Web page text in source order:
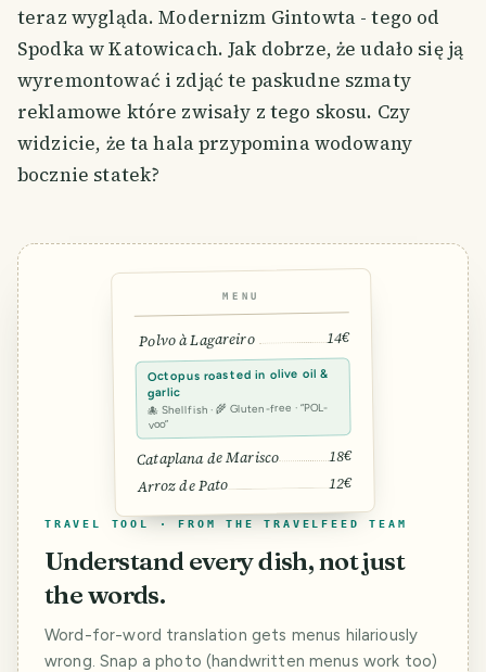
teraz wygląda. Modernizm Gintowta - tego od
Spodka w Katowicach. Jak dobrze, że udało się ją
wyremontować i zdjąć te paskudne szmaty
reklamowe które zwisały z tego skosu. Czy
widzicie, że ta hala przypomina wodowany
bocznie statek?
MENU
Polvo à Lagareiro 14€
Octopus roasted in olive oil &
garlic
🐙 Shellfish · 🌾 Gluten-free · “POL-
voo”
Cataplana de Marisco 18€
Arroz de Pato 12€
TRAVEL TOOL · FROM THE TRAVELFEED TEAM
Understand every dish, not just
the words.
Word-for-word translation gets menus hilariously
wrong. Snap a photo (handwritten menus work too)